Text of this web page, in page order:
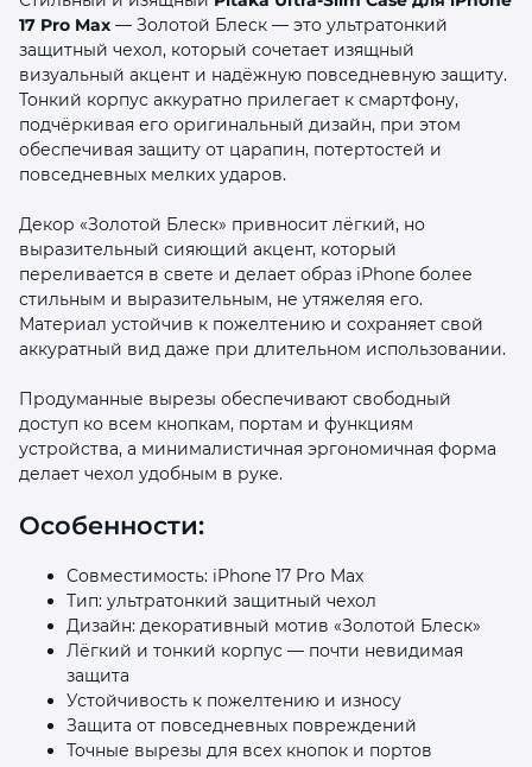
17 Pro Max — Золотой Блеск — это ультратонкий
защитный чехол, который сочетает изящный
визуальный акцент и надёжную повседневную защиту.
Тонкий корпус аккуратно прилегает к смартфону,
подчёркивая его оригинальный дизайн, при этом
обеспечивая защиту от царапин, потертостей и
повседневных мелких ударов.
Декор «Золотой Блеск» привносит лёгкий, но
выразительный сияющий акцент, который
переливается в свете и делает образ iPhone более
стильным и выразительным, не утяжеляя его.
Материал устойчив к пожелтению и сохраняет свой
аккуратный вид даже при длительном использовании.
Продуманные вырезы обеспечивают свободный
доступ ко всем кнопкам, портам и функциям
устройства, а минималистичная эргономичная форма
делает чехол удобным в руке.
Особенности:
Совместимость: iPhone 17 Pro Max
Тип: ультратонкий защитный чехол
Дизайн: декоративный мотив «Золотой Блеск»
Лёгкий и тонкий корпус — почти невидимая
защита
Устойчивость к пожелтению и износу
Защита от повседневных повреждений
Точные вырезы для всех кнопок и портов